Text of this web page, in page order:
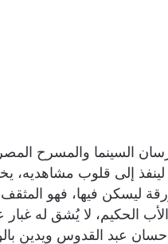
السينما والمسرح
إلى قلوب مشاهديه،
ليسكن فيها، فهو
الحكيم، لا يُشق له
عبد القدوس ويدين